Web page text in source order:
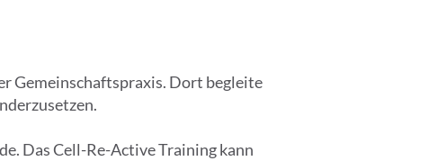
Gemeinschaftspraxis. Dort begleite
Das Cell-Re-Active Training kann